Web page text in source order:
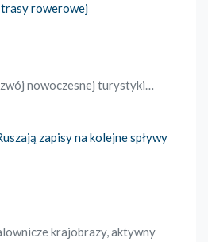
rowerowej
nowoczesnej turystyki…
zapisy na kolejne spływy
krajobrazy, aktywny